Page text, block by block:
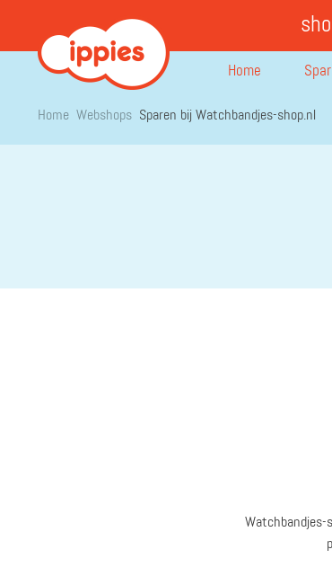
Home
Home Webshops Sparen bij Watchbandjes-shop.nl
Watchbandjes-